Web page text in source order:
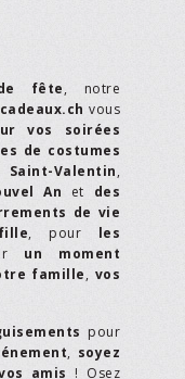
fête, notre
vous
vos soirées
de costumes
Saint-Valentin,
An et des
de vie
, pour les
un moment
famille, vos
pour
, soyez
amis ! Osez